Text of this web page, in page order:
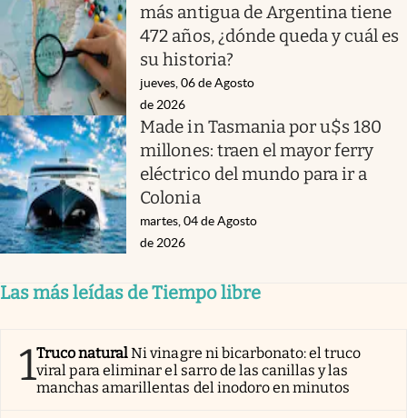
más antigua de Argentina tiene
472 años, ¿dónde queda y cuál es
su historia?
jueves, 06 de Agosto
de 2026
Made in Tasmania por u$s 180
millones: traen el mayor ferry
eléctrico del mundo para ir a
Colonia
martes, 04 de Agosto
de 2026
Las más leídas de Tiempo libre
1Truco naturalNi vinagre ni bicarbonato: el truco
viral para eliminar el sarro de las canillas y las
manchas amarillentas del inodoro en minutos